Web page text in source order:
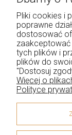
ceniących
połączeniu
komponuje
biżuteriaz
dodanie
zachowując
gwarantuje
zewnętrzne.
Pliki cookies i
poprawne
dostosować
zaakceptować
tych plików i
plików do
"Dostosuj
Więcej o
Polityce